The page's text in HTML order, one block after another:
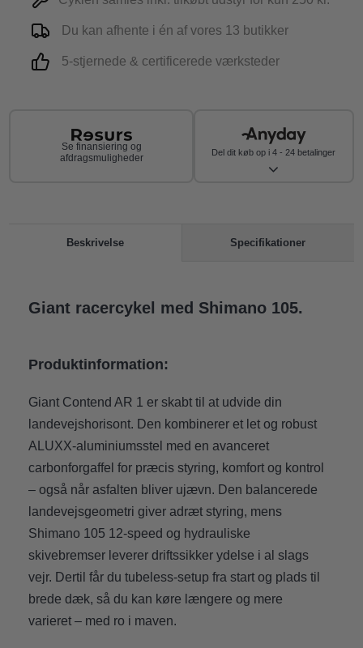
Du kan afhente i én af vores 13 butikker
5-stjernede & certificerede værksteder
Se finansiering og
afdragsmuligheder
Del dit køb op i 4 - 24 betalinger
Beskrivelse Specifikationer
Giant racercykel med Shimano 105.
Produktinformation:
Giant Contend AR 1 er skabt til at udvide din
landevejshorisont. Den kombinerer et let og robust
ALUXX-aluminiumsstel med en avanceret
carbonforgaffel for præcis styring, komfort og kontrol
– også når asfalten bliver ujævn. Den balancerede
landevejsgeometri giver adræt styring, mens
Shimano 105 12-speed og hydrauliske
skivebremser leverer driftssikker ydelse i al slags
vejr. Dertil får du tubeless-setup fra start og plads til
brede dæk, så du kan køre længere og mere
varieret – med ro i maven.